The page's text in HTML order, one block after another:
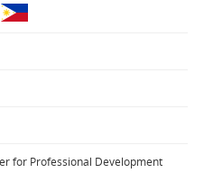
for Professional Development